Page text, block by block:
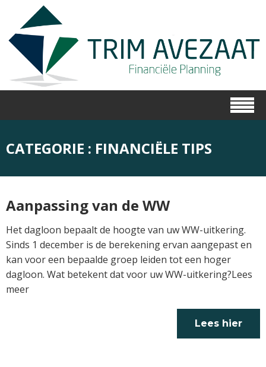
CATEGORIE : FINANCIËLE TIPS
Aanpassing van de WW
Het dagloon bepaalt de hoogte van uw WW-uitkering.
Sinds 1 december is de berekening ervan aangepast en
kan voor een bepaalde groep leiden tot een hoger
dagloon. Wat betekent dat voor uw WW-uitkering?Lees
meer
Lees hier